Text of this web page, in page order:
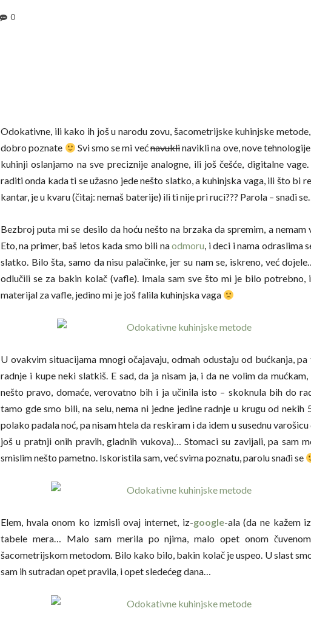
0
Odokativne, ili kako ih još u narodu zovu, šacometrijske kuhinjske
dobro poznate
Svi smo se mi većnavuklinavikli na ove, nove
kuhinji oslanjamo na sve preciznije analogne, ili još češće, digitalne
raditi onda kada ti se užasno jede nešto slatko, a kuhinjska vaga, ili što bi
kantar, je u kvaru (čitaj: nemaš baterije) ili ti nije pri ruci??? Parola – snađi
Bezbroj puta mi se desilo da hoću nešto na brzaka da spremim, a
Eto, na primer, baš letos kada smo bili naodmoru, i deci i nama odraslima
slatko. Bilo šta, samo da nisu palačinke, jer su nam se, iskreno, već
odlučili se za bakin kolač (vafle). Imala sam sve što mi je bilo potrebno,
materijal za vafle, jedino mi je još falila kuhinjska vaga
U ovakvim situacijama mnogi očajavaju, odmah odustaju od bućkanja,
radnje i kupe neki slatkiš. E sad, da ja nisam ja, i da ne volim da
nešto pravo, domaće, verovatno bih i ja učinila isto – skoknula bih do
tamo gde smo bili, na selu, nema ni jedne jedine radnje u krugu od nekih
polako padala noć, pa nisam htela da reskiram i da idem u susednu
još u pratnji onih pravih, gladnih vukova)… Stomaci su zavijali, pa sam
smislim nešto pametno. Iskoristila sam, već svima poznatu, parolu snađi se
Elem, hvala onom ko izmisli ovaj internet, iz-google-ala (da ne kažem
tabele mera… Malo sam merila po njima, malo opet onom
šacometrijskom metodom. Bilo kako bilo, bakin kolač je uspeo. U slast
sam ih sutradan opet pravila, i opet sledećeg dana…